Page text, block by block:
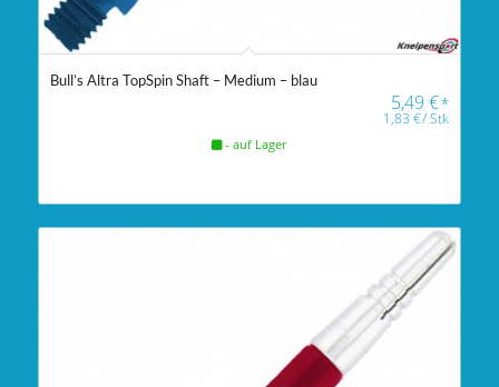
Bull’s Altra TopSpin Shaft – Medium – blau
5,49€*
1,83€/Stk
- auf Lager